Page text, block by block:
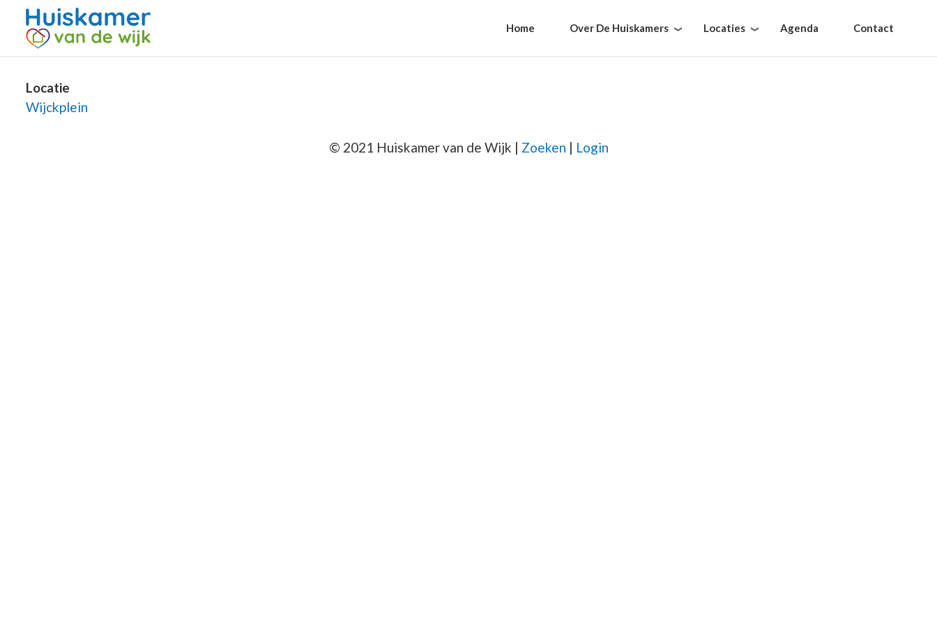
Home Over De Huiskamers Locaties Agenda Contact
Locatie
Wijckplein
© 2021 Huiskamer van de Wijk | Zoeken | Login